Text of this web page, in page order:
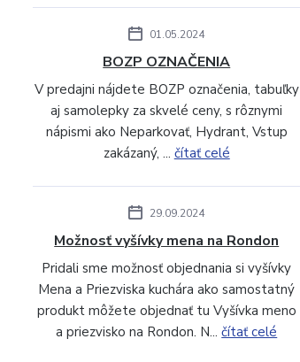
01.05.2024
BOZP OZNAČENIA
V predajni nájdete BOZP označenia, tabuľky
aj samolepky za skvelé ceny, s rôznymi
nápismi ako Neparkovať, Hydrant, Vstup
zakázaný, ... čítať celé
29.09.2024
Možnosť vyšívky mena na Rondon
Pridali sme možnosť objednania si vyšívky
Mena a Priezviska kuchára ako samostatný
produkt môžete objednať tu Vyšívka meno
a priezvisko na Rondon. N...čítať celé